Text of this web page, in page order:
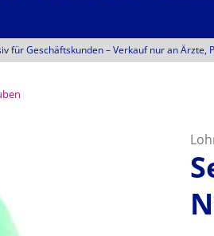
für Geschäftskunden –Verkauf nur an Ärzte,